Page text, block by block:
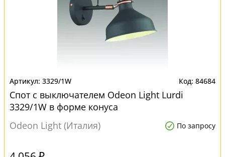
3329/1W 84684
Спот с выключателем Odeon Light Lurdi
3329/1W в форме конуса
Odeon Light (Италия)
По запросу